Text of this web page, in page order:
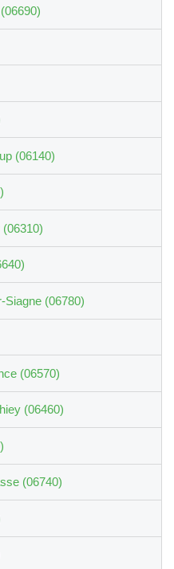
(06140)
Siagne (06780)
(06570)
(06460)
(06740)